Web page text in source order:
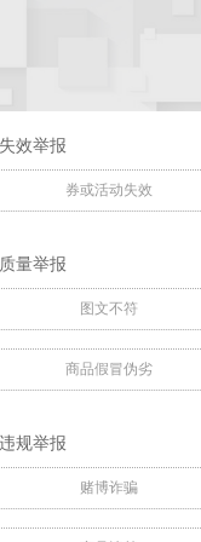
效举报
券或活动失效
量举报
图文不符
商品假冒伪劣
规举报
赌博诈骗